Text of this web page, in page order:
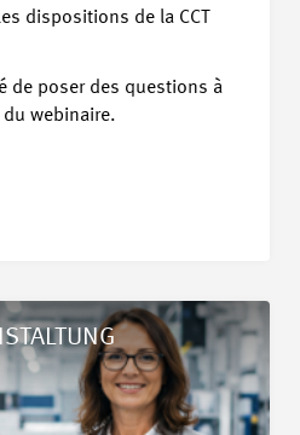
dispositions de la CCT
de poser des questions à
du webinaire.
Career